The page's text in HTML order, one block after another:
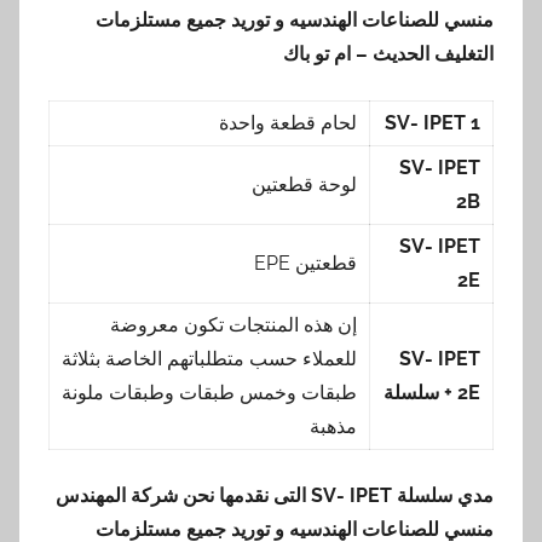
منسي للصناعات الهندسيه و توريد جميع مستلزمات
التغليف الحديث – ام تو باك
SV- IPET 1
لحام قطعة واحدة
SV- IPET
2B
لوحة قطعتين
SV- IPET
2E
قطعتين EPE
SV- IPET
2E+ سلسلة
إن هذه المنتجات تكون معروضة
للعملاء حسب متطلباتهم الخاصة بثلاثة
طبقات وخمس طبقات وطبقات ملونة
مذهبة
مدي سلسلة SV- IPET التى نقدمها نحن شركة المهندس
منسي للصناعات الهندسيه و توريد جميع مستلزمات